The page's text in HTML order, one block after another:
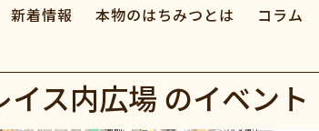
新着情報 本物のはちみつとは コラム
イス内広場 のイベント